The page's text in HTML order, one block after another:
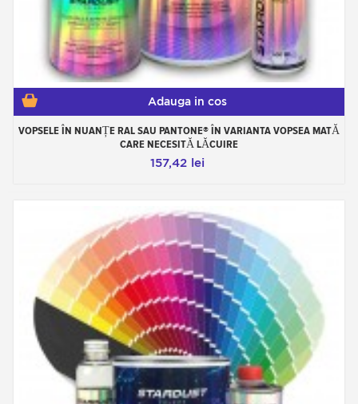
direct, cum ar fi pe caroserii auto, camioane,
remorci, rulote, etc. Ofertele noastre includ lacul
si intaritorul acestuia.
3 - Vopsele mate 2C
2C pentru 2 componente: acestea sunt lacuri
poliuretanice mate care oferă un nivel excelent
de rezistență, în special la substanțe chimice și
intemperii. Ofertele includ întăritor și diluant.
Adauga in cos
VOPSELE ÎN NUANȚE RAL SAU PANTONE® ÎN VARIANTA VOPSEA MATĂ
CARE NECESITĂ LĂCUIRE
157,42 lei